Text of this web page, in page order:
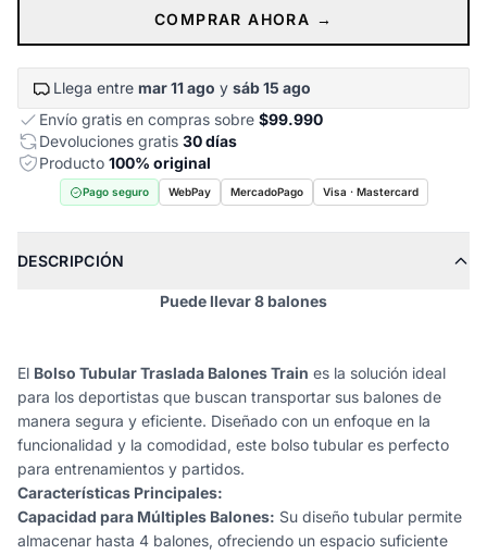
COMPRAR AHORA →
Llega entre mar 11 ago y sáb 15 ago
Envío gratis en compras sobre $99.990
Devoluciones gratis 30 días
Producto 100% original
Pago seguro WebPay MercadoPago Visa · Mastercard
DESCRIPCIÓN
Puede llevar 8 balones
El Bolso Tubular Traslada Balones Train es la solución ideal
para los deportistas que buscan transportar sus balones de
manera segura y eficiente. Diseñado con un enfoque en la
funcionalidad y la comodidad, este bolso tubular es perfecto
para entrenamientos y partidos.
Características Principales:
Capacidad para Múltiples Balones: Su diseño tubular permite
almacenar hasta 4 balones, ofreciendo un espacio suficiente